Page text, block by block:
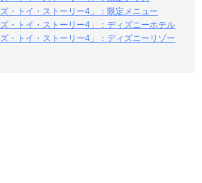
・トイ・ストーリー4」：限定メニュー
ズ・トイ・ストーリー4」：ディズニーホテル
・トイ・ストーリー4」：ディズニーリゾー